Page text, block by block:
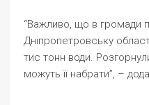
“Важливо, що в громади
Дніпропетровську
тис тонн води.
можуть її набрати”, –